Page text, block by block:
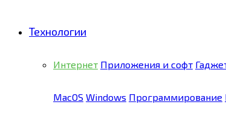
Технологии
Интернет Приложения и софт
MacOS Windows Программирование